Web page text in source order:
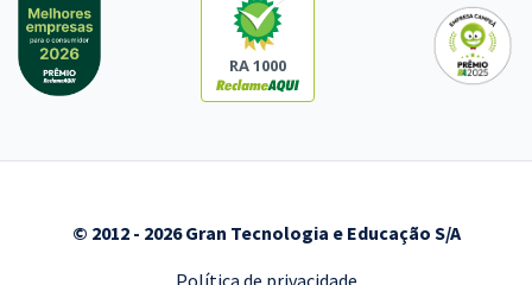
RA 1000
© 2012 - 2026 Gran Tecnologia e Educação S/A
Política de privacidade